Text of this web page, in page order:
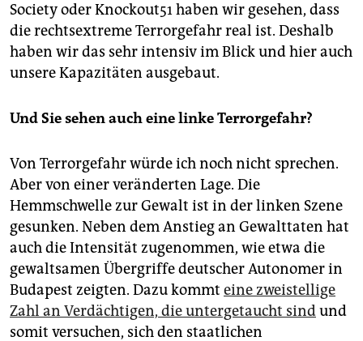
Society oder Knockout51 haben wir gesehen, dass
die rechtsextreme Terrorgefahr real ist. Deshalb
haben wir das sehr intensiv im Blick und hier auch
unsere Kapazitäten ausgebaut.
Und Sie sehen auch eine linke Terrorgefahr?
Von Terrorgefahr würde ich noch nicht sprechen.
Aber von einer veränderten Lage. Die
Hemmschwelle zur Gewalt ist in der linken Szene
gesunken. Neben dem Anstieg an Gewalttaten hat
auch die Intensität zugenommen, wie etwa die
gewaltsamen Übergriffe deutscher Autonomer in
Budapest zeigten. Dazu kommt eine zweistellige
Zahl an Verdächtigen, die untergetaucht sindund
somit versuchen, sich den staatlichen